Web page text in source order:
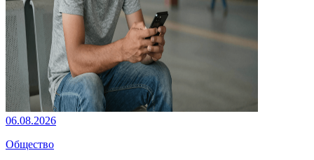
06.08.2026
Общество